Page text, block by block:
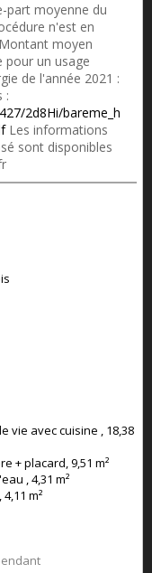
part moyenne du
n'est en
moyen
pour un usage
de l'année 2021 :
:
2d8Hi/bareme_h
Les informations
sont disponibles
vie avec cuisine , 18,38
+ placard, 9,51 m²
, 4,31 m²
4,11 m²